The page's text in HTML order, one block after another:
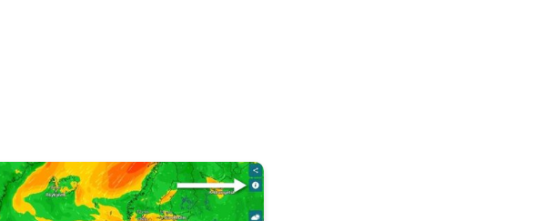
du VindRadaren optimalt. Tips til blæsevejret. . .